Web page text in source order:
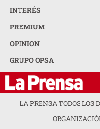
INTERÉS
PREMIUM
OPINION
GRUPO OPSA
LA PRENSA TODOS LOS